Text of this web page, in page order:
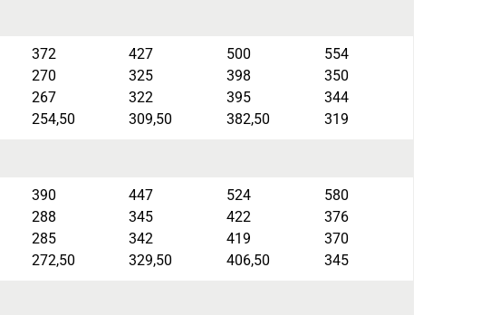
372
270
267
254,50
427
325
322
309,50
500
398
395
382,50
554
350
344
319
390
288
285
272,50
447
345
342
329,50
524
422
419
406,50
580
376
370
345